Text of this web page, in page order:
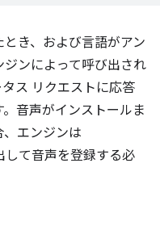
き、および言語がアン
ンによって呼び出され
ス リクエストに応答
音声がインストールま
エンジンは
て音声を登録する必